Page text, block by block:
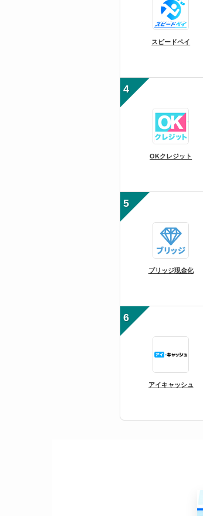
スピードペイ
4
OKクレジット
5
ブリッジ現金化
6
アイキャッシュ